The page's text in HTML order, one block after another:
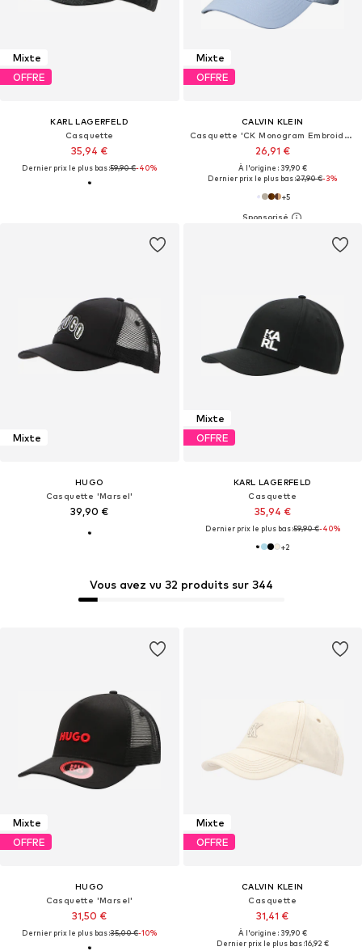
Mixte
OFFRE
KARL LAGERFELD
Casquette
35,94 €
Dernier prix le plus bas :59,90 €-40%
Mixte
OFFRE
CALVIN KLEIN
Casquette 'CK Monogram Embroidery Baseball'
26,91 €
À l'origine : 39,90 €
Dernier prix le plus bas :27,90 €-3%
+5
Mixte
HUGO
Casquette 'Marsel'
39,90 €
Mixte
OFFRE
KARL LAGERFELD
Casquette
35,94 €
Dernier prix le plus bas :59,90 €-40%
+2
Mixte
OFFRE
HUGO
Casquette 'Marsel'
31,50 €
Dernier prix le plus bas :35,00 €-10%
Vous avez vu 32 produits sur 344
Mixte
OFFRE
CALVIN KLEIN
Casquette
31,41 €
À l'origine : 39,90 €
Dernier prix le plus bas :16,92 €